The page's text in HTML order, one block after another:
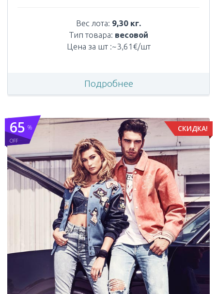
Вес лота: 9,30 кг.
Тип товара: весовой
Цена за шт :~3,61€/шт
Подробнее
СКИДКА!
%
OFF
65